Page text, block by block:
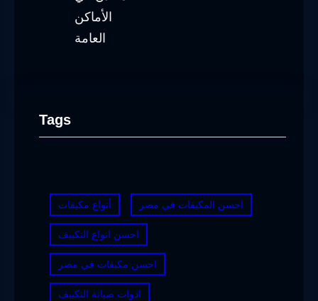
Tags
أنواع مكيفات احسن المكيفات في مصر
احسن انواع التكييف
احسن مكيفات في مصر
ادوات صيانة التكييف